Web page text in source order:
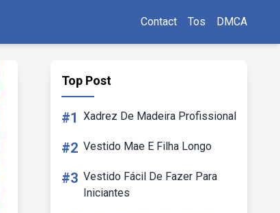
Contact Tos DMCA
Top Post
#1 Xadrez De Madeira Profissional
#2 Vestido Mae E Filha Longo
#3 Vestido Fácil De Fazer Para
Iniciantes